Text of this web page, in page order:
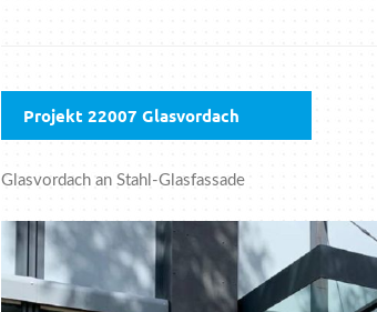
Projekt 22007 Glasvordach
Glasvordach an Stahl-Glasfassade